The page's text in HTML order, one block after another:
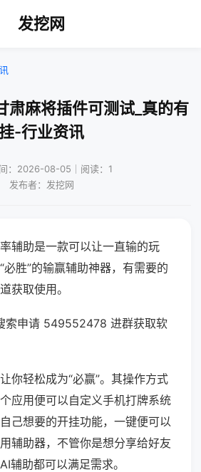
发挖网
肃麻将插件可测试_真的有
挂-行业资讯
：2026-08-05｜阅读：1
发布者：发挖网
辅助是一款可以让一直输的玩
必胜”的输赢辅助神器，有需要的
获取使用。
索申请 549552478 进群获取软
你轻松成为“必赢”。其操作方式
应用便可以自定义手机打牌系统
己想要的开挂功能，一键便可以
辅助器，不管你是想分享给好友
辅助都可以满足需求。